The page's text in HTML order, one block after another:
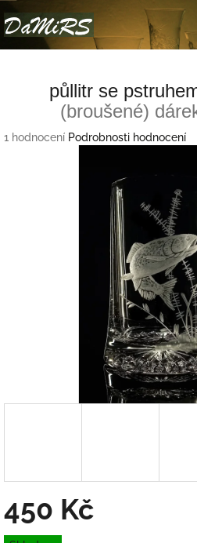
na
obsah
půllitr se
(broušené)
Průměrné
1 hodnocení Podrobnosti hodnocení
450 Kč
Měrná